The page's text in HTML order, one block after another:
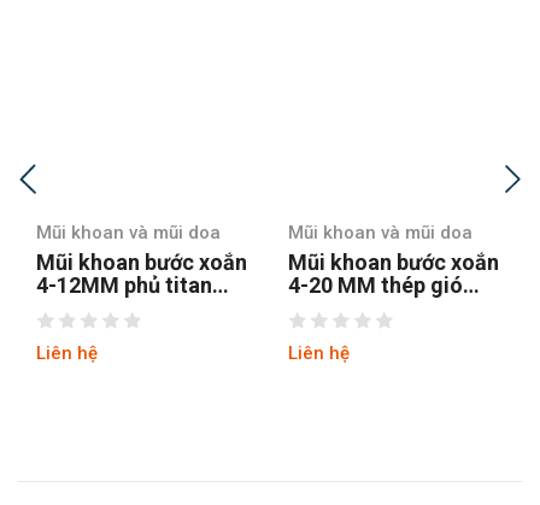
Mũi khoan và mũi doa
Mũi khoan bước xoắn
4-12MM phủ titan
4241 chuôi lục
Liên hệ
Mũi khoan và mũi doa
Mũi khoan bước xoắn
4-20 MM thép gió
M35 chuôi tròn vát
Liên hệ